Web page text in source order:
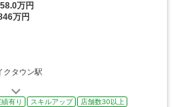
万円
万円
クタウン駅
有り スキルアップ
店舗数30以上